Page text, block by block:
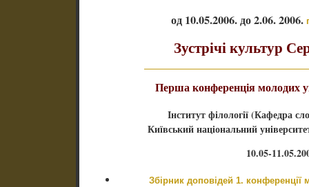
од 10.05.2006. до 2.06. 2006.
Зустрічі культур
Перша конференція молодих
Інститут філології (Кафедра
Київський національний
10.05-
Збірник доповідей 1. конференції